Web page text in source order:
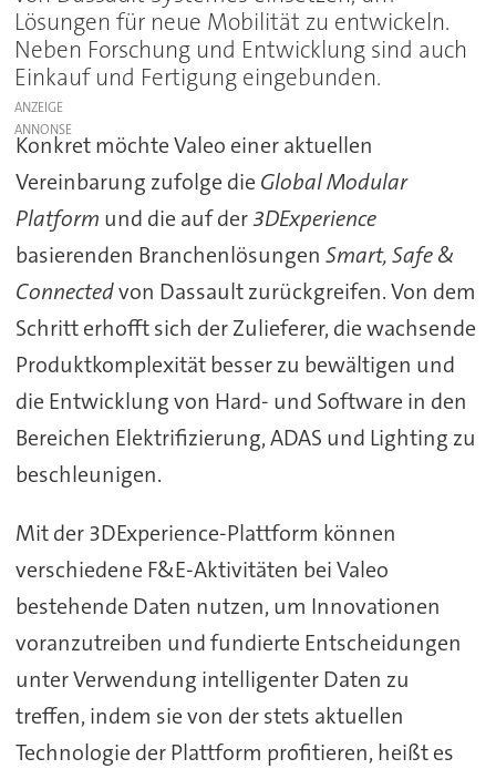
Lösungen für neue Mobilität zu entwickeln.
Neben Forschung und Entwicklung sind auch
Einkauf und Fertigung eingebunden.
ANZEIGE
Konkret möchte Valeo einer aktuellen
Vereinbarung zufolge die Global Modular
Platform und die auf der3DExperience
basierenden Branchenlösungen Smart, Safe &
Connectedvon Dassault zurückgreifen. Von dem
Schritt erhofft sich der Zulieferer, die wachsende
Produktkomplexität besser zu bewältigen und
die Entwicklung von Hard- und Software in den
Bereichen Elektrifizierung, ADAS und Lighting zu
beschleunigen.
Mit der 3DExperience-Plattform können
verschiedene F&E-Aktivitäten bei Valeo
bestehende Daten nutzen, um Innovationen
voranzutreiben und fundierte Entscheidungen
unter Verwendung intelligenter Daten zu
treffen, indem sie von der stets aktuellen
Technologie der Plattform profitieren, heißt es